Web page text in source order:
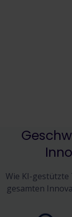
Wie KI-
gesamten